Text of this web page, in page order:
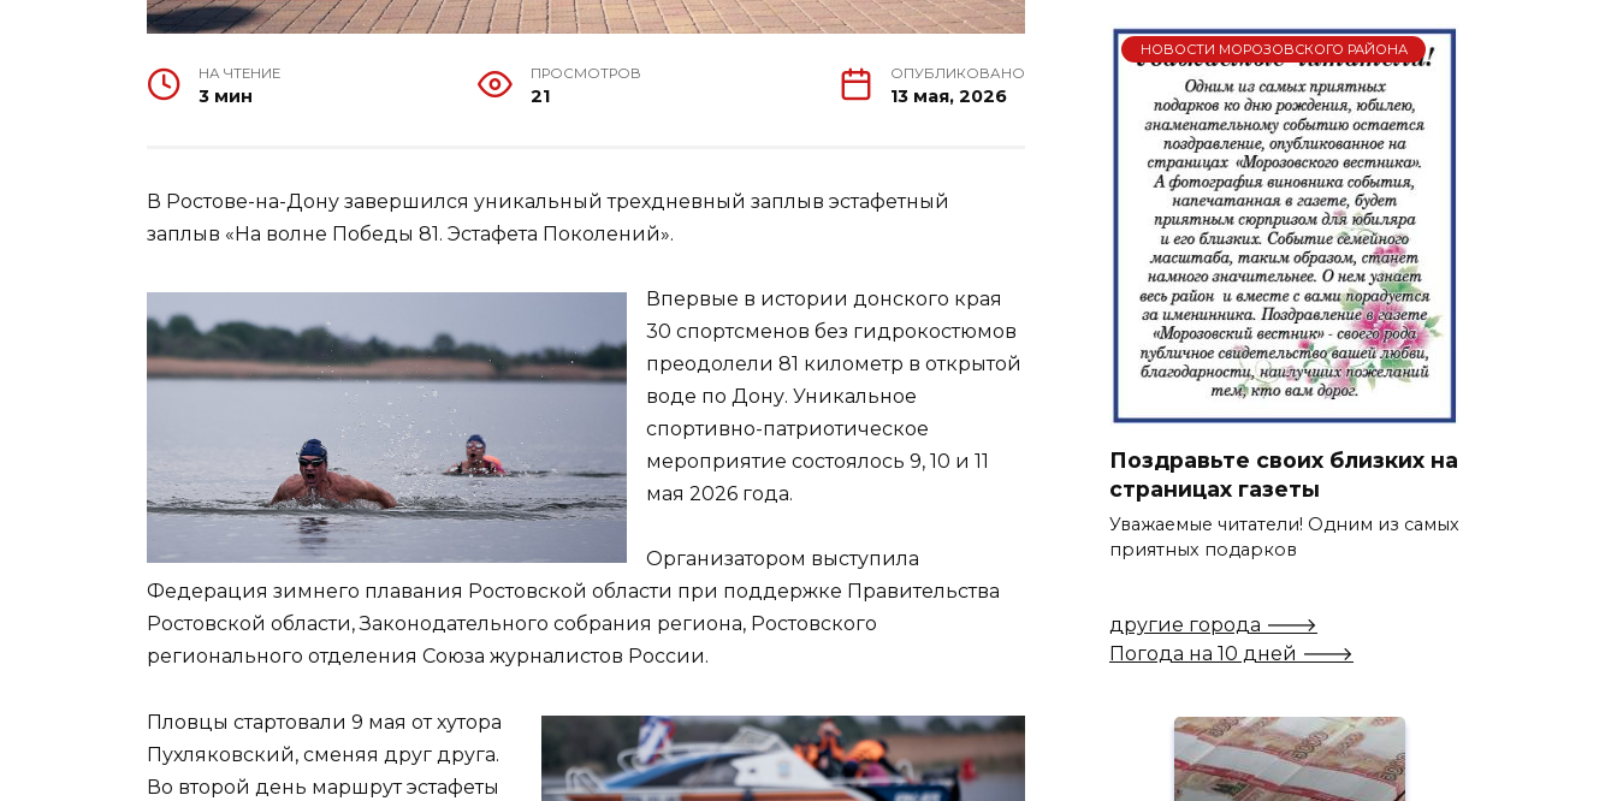
НА ЧТЕНИЕ
3 мин
ПРОСМОТРОВ
21
ОПУБЛИКОВАНО
13 мая, 2026
В Ростове-на-Дону завершился уникальный трехдневный заплыв эстафетный
заплыв «На волне Победы 81. Эстафета Поколений».
Впервые в истории донского края
30 спортсменов без гидрокостюмов
преодолели 81 километр в открытой
воде по Дону. Уникальное
спортивно-патриотическое
мероприятие состоялось 9, 10 и 11
мая 2026 года.
Организатором выступила
Федерация зимнего плавания Ростовской области при поддержке Правительства
Ростовской области, Законодательного собрания региона, Ростовского
регионального отделения Союза журналистов России.
Пловцы стартовали 9 мая от хутора
Пухляковский, сменяя друг друга.
Во второй день маршрут эстафеты
НОВОСТИ МОРОЗОВСКОГО РАЙОНА
Поздравьте своих близких на
страницах газеты
Уважаемые читатели! Одним из самых
приятных подарков
другие города 🡒
Погода на 10 дней 🡒